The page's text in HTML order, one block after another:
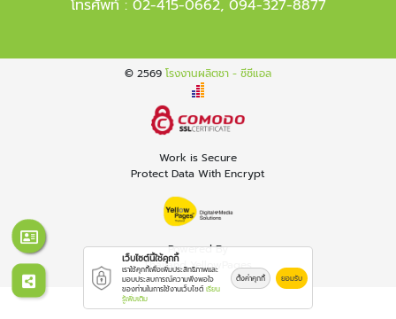
โทรศัพท์ : 02-415-0662, 094-327-8877
© 2569 โรงงานผลิตชา - ซีซีแอล
Work is Secure
Protect Data With Encrypt
Powered By
Thailand YellowPages
เว็บไซต์นี้ใช้คุกกี้
เราใช้คุกกี้เพื่อเพิ่มประสิทธิภาพและ
มอบประสบการณ์ความพึงพอใจ
ของท่านในการใช้งานเว็บไซต์ เรียน
รู้เพิ่มเติม
ตั้งค่าคุกกี้ ยอมรับ